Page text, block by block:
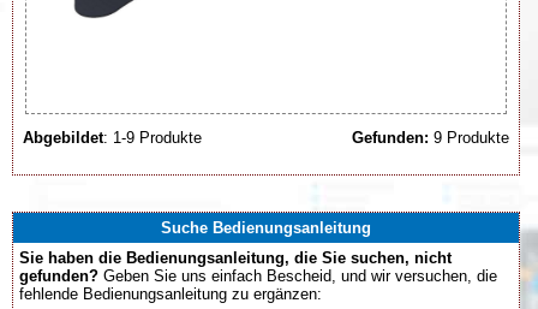
Abgebildet: 1-9 Produkte Gefunden: 9 Produkte
Suche Bedienungsanleitung
Sie haben die Bedienungsanleitung, die Sie suchen, nicht
gefunden? Geben Sie uns einfach Bescheid, und wir versuchen, die
fehlende Bedienungsanleitung zu ergänzen: